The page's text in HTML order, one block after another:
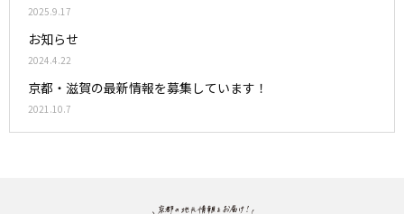
2025.9.17
お知らせ
2024.4.22
京都・滋賀の最新情報を募集しています！
2021.10.7